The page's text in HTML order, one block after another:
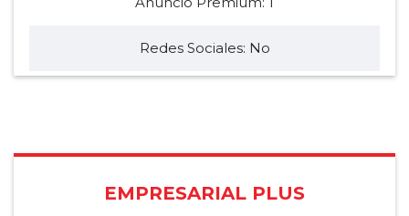
Redes Sociales: No
EMPRESARIAL PLUS